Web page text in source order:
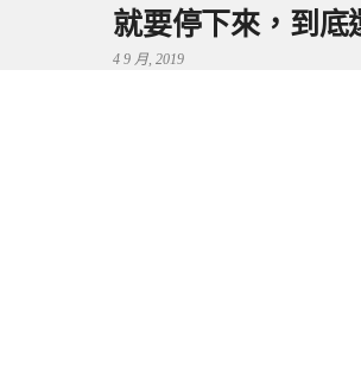
就要停下來，到底
4 9 月, 2019